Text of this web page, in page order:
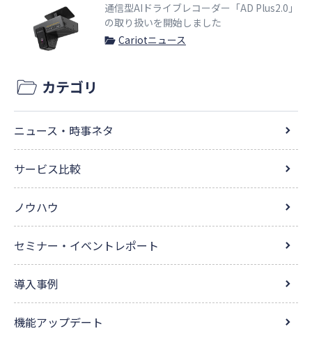
通信型AIドライブレコーダー「AD Plus2.0」
の取り扱いを開始しました
Cariotニュース
カテゴリ
ニュース・時事ネタ
サービス比較
ノウハウ
セミナー・イベントレポート
導入事例
機能アップデート